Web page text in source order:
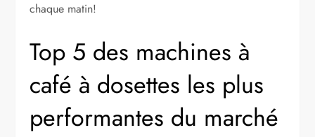
chaque matin!
Top 5 des machines à
café à dosettes les plus
performantes du marché